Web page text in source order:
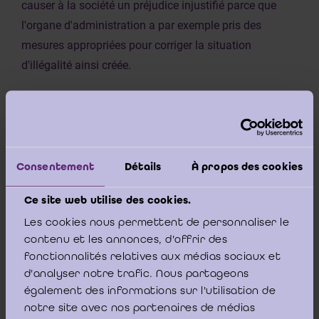
Consentement Détails À propos des cookies
Ce site web utilise des cookies.
Les cookies nous permettent de personnaliser le
contenu et les annonces, d'offrir des
fonctionnalités relatives aux médias sociaux et
d'analyser notre trafic. Nous partageons
également des informations sur l'utilisation de
notre site avec nos partenaires de médias
causer à la société un préjudice injustifié parce que
l'organe d'administration a par exemple pris des
mesures appropriées pour corriger la situation
d'illégalité ainsi créée.
(avant ou après le 30 juin 2024), celle-ci aura son
forme juridique a entre-temps été supprimée par le
CSA.
4. A partir du 1er janvier 2024, les personnes morales
qui ont entre-temps disparu du CSA sont en effet
transformées de plein droit dans la forme juridique
prévue par le législateur.
Ainsi, la SCA devient une SA à administrateur unique ;